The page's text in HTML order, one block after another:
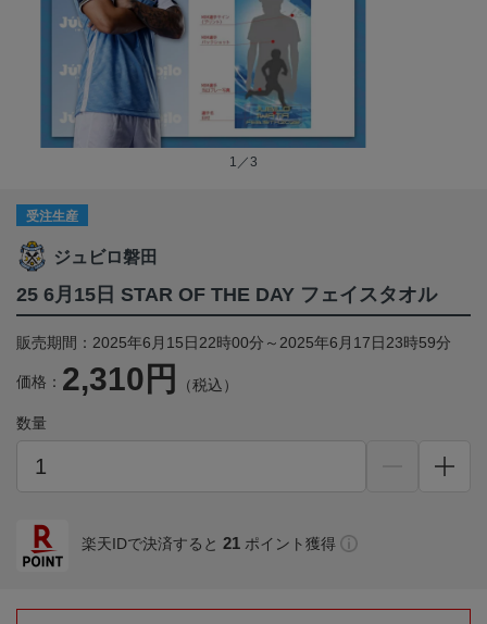
1／3
受注生産
ジュビロ磐田
25 6月15日 STAR OF THE DAY フェイスタオル
販売期間：2025年6月15日22時00分～2025年6月17日23時59分
価格： 2,310円 （税込）
数量
楽天IDで決済すると 21 ポイント獲得